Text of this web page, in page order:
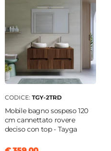
CODICE: TGY-2TRD
Mobile bagno sospeso 120
cm cannettato rovere
deciso con top - Tayga